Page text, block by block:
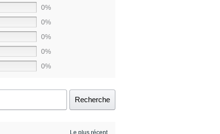
0%
0%
0%
0%
0%
Recherche